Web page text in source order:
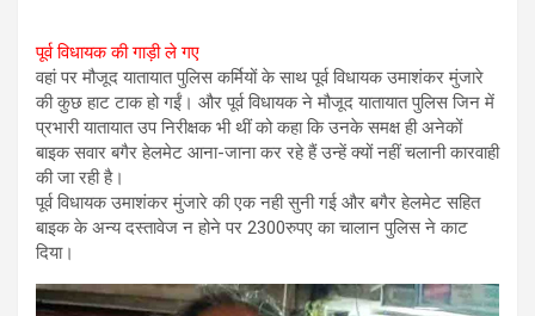
पूर्व विधायक की गाड़ी ले गए
वहां पर मौजूद यातायात पुलिस कर्मियों के साथ पूर्व विधायक उमाशंकर मुंजारे
की कुछ हाट टाक हो गईं। और पूर्व विधायक ने मौजूद यातायात पुलिस जिन में
प्रभारी यातायात उप निरीक्षक भी थीं को कहा कि उनके समक्ष ही अनेकों
बाइक सवार बगैर हेलमेट आना-जाना कर रहे हैं उन्हें क्यों नहीं चलानी कारवाही
की जा रही है।
पूर्व विधायक उमाशंकर मुंजारे की एक नही सुनी गई और बगैर हेलमेट सहित
बाइक के अन्य दस्तावेज न होने पर 2300रुपए का चालान पुलिस ने काट
दिया।